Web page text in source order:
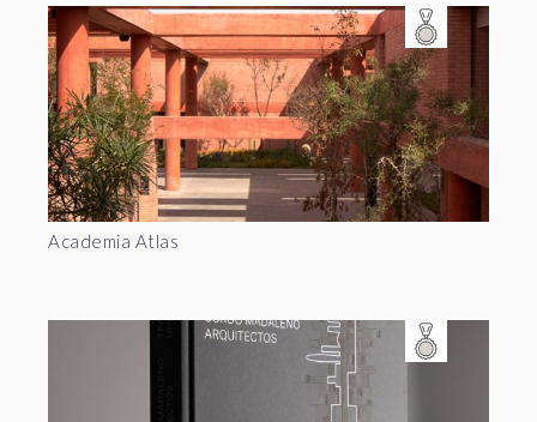
Academia Atlas